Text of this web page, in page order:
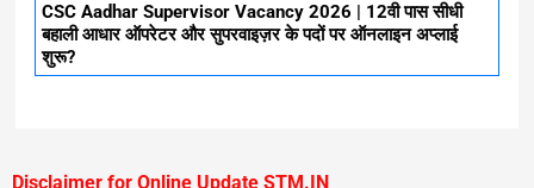
CSC Aadhar Supervisor Vacancy 2026 | 12वी पास सीधी
बहाली आधार ऑपरेटर और सुपरवाइज़र के पदों पर ऑनलाइन अप्लाई
शुरू?
Disclaimer for Online Update STM.IN